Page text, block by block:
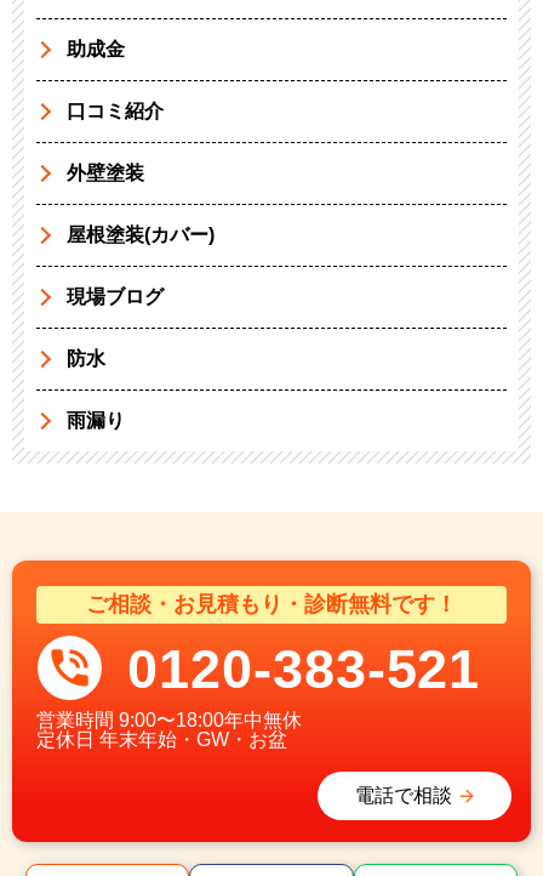
助成金
口コミ紹介
外壁塗装
屋根塗装(カバー)
現場ブログ
防水
雨漏り
ご相談・お見積もり・診断無料です！
0120-383-521
営業時間 9:00〜18:00年中無休
定休日 年末年始・GW・お盆
電話で相談